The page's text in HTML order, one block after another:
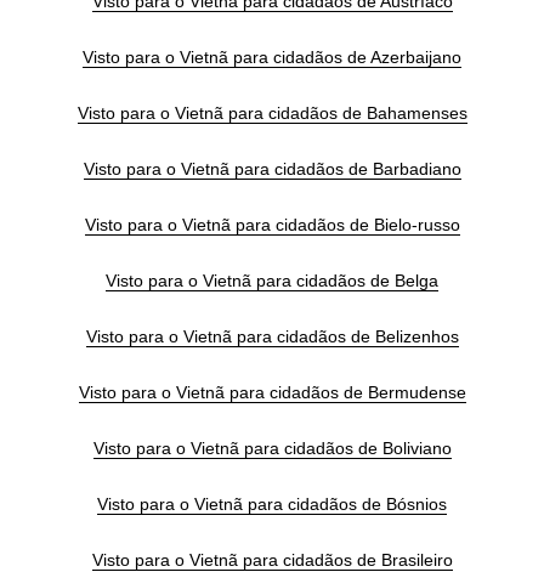
Visto para o Vietnã para cidadãos de Azerbaijano
Visto para o Vietnã para cidadãos de Bahamenses
Visto para o Vietnã para cidadãos de Barbadiano
Visto para o Vietnã para cidadãos de Bielo-russo
Visto para o Vietnã para cidadãos de Belga
Visto para o Vietnã para cidadãos de Belizenhos
Visto para o Vietnã para cidadãos de Bermudense
Visto para o Vietnã para cidadãos de Boliviano
Visto para o Vietnã para cidadãos de Bósnios
Visto para o Vietnã para cidadãos de Brasileiro